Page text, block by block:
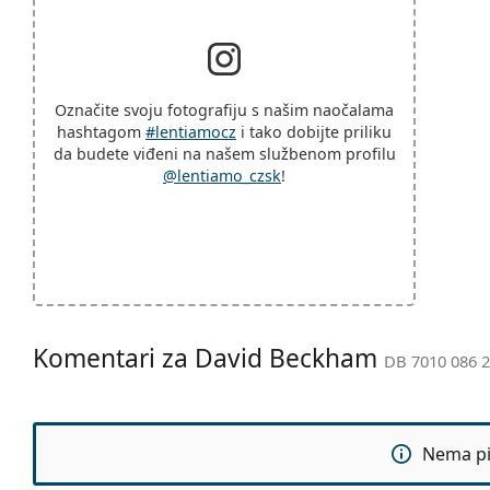
Označite svoju fotografiju s našim naočalama
hashtagom #lentiamocz i tako dobijte priliku
da budete viđeni na našem službenom profilu
@lentiamo_czsk!
Komentari za David Beckham DB 7010 086
Nema